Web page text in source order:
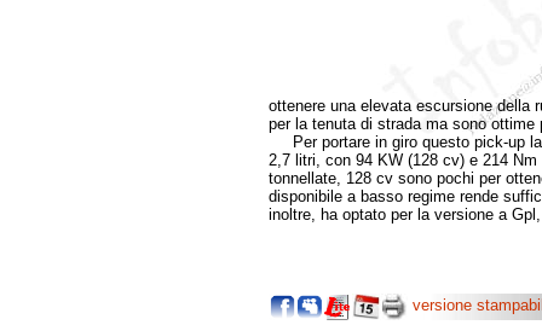
ottenere una elevata escursione della
per la tenuta di strada ma sono
Per portare in giro questo pick-up
2,7 litri, con 94 KW (128 cv) e 214
tonnellate, 128 cv sono pochi per
disponibile a basso regime rende
inoltre, ha optato per la versione a Gpl,
versione